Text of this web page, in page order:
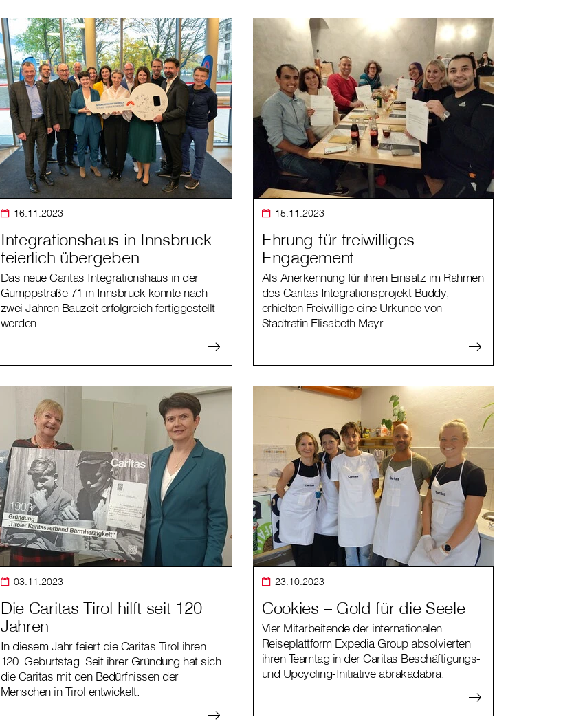
16.11.2023
Integrationshaus in Innsbruck
feierlich übergeben
Das neue Caritas Integrationshaus in der
Gumppstraße 71 in Innsbruck konnte nach
zwei Jahren Bauzeit erfolgreich fertiggestellt
werden.
15.11.2023
Ehrung für freiwilliges
Engagement
Als Anerkennung für ihren Einsatz im Rahmen
des Caritas Integrationsprojekt Buddy,
erhielten Freiwillige eine Urkunde von
Stadträtin Elisabeth Mayr.
03.11.2023
Die Caritas Tirol hilft seit 120
Jahren
In diesem Jahr feiert die Caritas Tirol ihren
120. Geburtstag. Seit ihrer Gründung hat sich
die Caritas mit den Bedürfnissen der
Menschen in Tirol entwickelt.
23.10.2023
Cookies – Gold für die Seele
Vier Mitarbeitende der internationalen
Reiseplattform Expedia Group absolvierten
ihren Teamtag in der Caritas Beschäftigungs-
und Upcycling-Initiative abrakadabra.